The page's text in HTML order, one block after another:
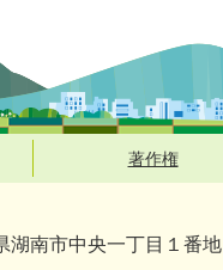
著作権
南市中央一丁目１番地